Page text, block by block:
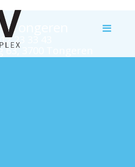
Tongeren
23 33 43
3700 Tongeren